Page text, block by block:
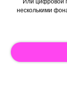
Или цифровой
несколькими